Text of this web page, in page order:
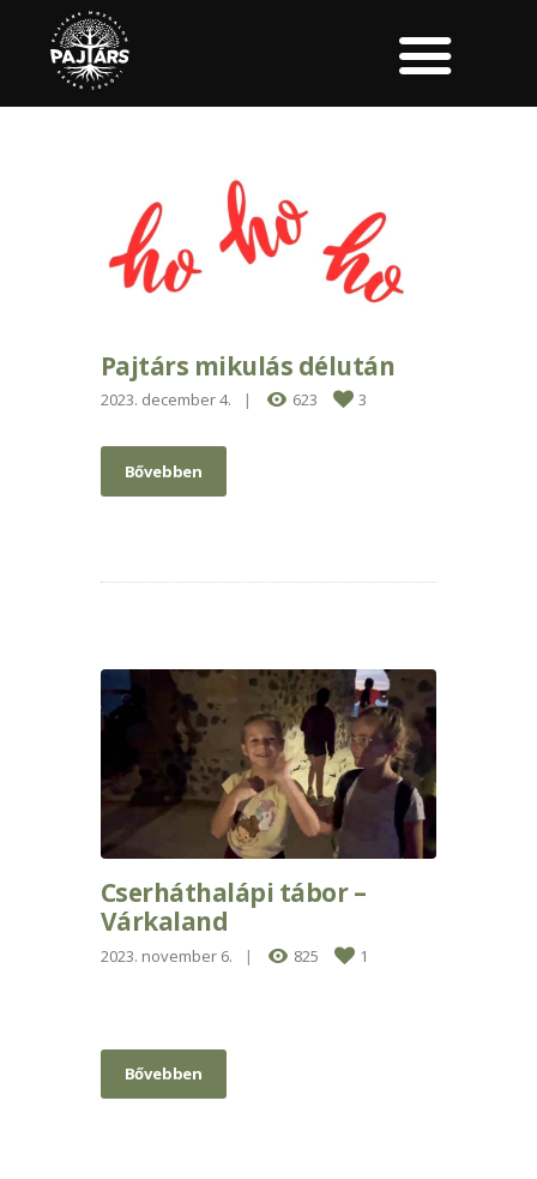
Pajtárs mikulás délután
2023. december 4. 623 3
Bővebben
Cserháthalápi tábor –
Várkaland
2023. november 6. 825 1
Bővebben